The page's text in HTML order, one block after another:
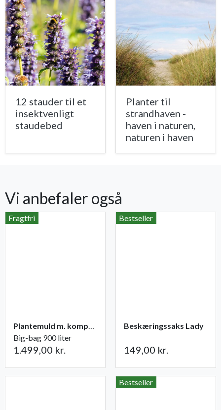
12 stauder til et
insektvenligt
staudebed
Planter til
strandhaven -
haven i naturen,
naturen i haven
Vi anbefaler også
Fragtfri
Plantemuld m. kompost fra Champost
Big-bag 900 liter
1.499,00 kr.
Bestseller
Beskæringssaks Lady
149,00 kr.
Bestseller